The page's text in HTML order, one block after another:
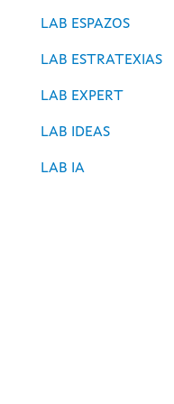
LAB ESPAZOS
LAB ESTRATEXIAS
LAB EXPERT
LAB IDEAS
LAB IA